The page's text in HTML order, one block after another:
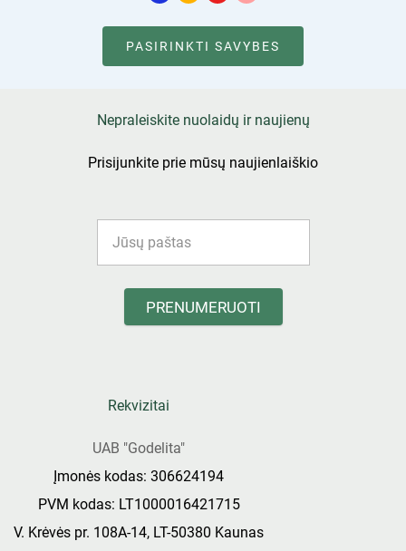
PASIRINKTI SAVYBES
Nepraleiskite nuolaidų ir naujienų
Prisijunkite prie mūsų naujienlaiškio
PRENUMERUOTI
Rekvizitai
UAB "Godelita"
Įmonės kodas: 306624194
PVM kodas: LT1000016421715
V. Krėvės pr. 108A-14, LT-50380 Kaunas